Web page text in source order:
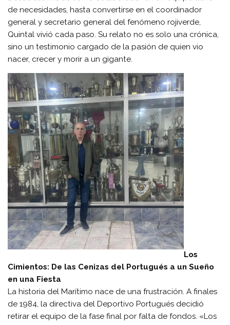
de necesidades, hasta convertirse en el coordinador
general y secretario general del fenómeno rojiverde,
Quintal vivió cada paso. Su relato no es solo una crónica,
sino un testimonio cargado de la pasión de quien vio
nacer, crecer y morir a un gigante.
Los
Cimientos: De las Cenizas del Portugués a un Sueño
en una Fiesta
La historia del Marítimo nace de una frustración. A finales
de 1984, la directiva del Deportivo Portugués decidió
retirar el equipo de la fase final por falta de fondos. «Los